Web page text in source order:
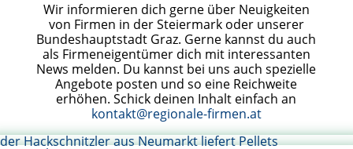
Wir informieren dich gerne über Neuigkeiten
von Firmen in der Steiermark oder unserer
Bundeshauptstadt Graz. Gerne kannst du auch
als Firmeneigentümer dich mit interessanten
News melden. Du kannst bei uns auch spezielle
Angebote posten und so eine Reichweite
erhöhen. Schick deinen Inhalt einfach an
kontakt@regionale-firmen.at